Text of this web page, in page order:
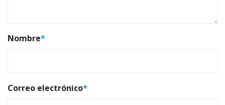
Nombre*
Correo electrónico*